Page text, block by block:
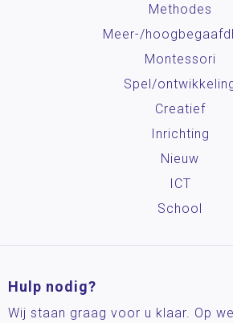
Methodes
Meer-/
Montessori
Spel/
Creatief
Inrichting
Nieuw
ICT
School
Hulp nodig?
Wij staan graag voor u klaar. Op